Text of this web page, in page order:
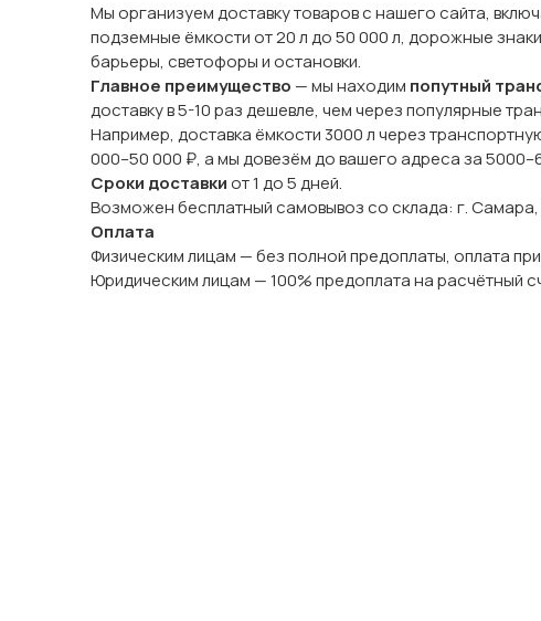
Мы организуем доставку товаров с нашего сайта,
подземные ёмкости от 20 л до 50 000 л, дорожные
барьеры, светофоры и остановки.
Главное преимущество — мы находим попутный
доставку в 5-10 раз дешевле, чем через популярные
Например, доставка ёмкости 3000 л через
000–50 000 ₽, а мы довезём до вашего адреса за
Сроки доставкиот 1 до 5 дней.
Возможен бесплатный самовывоз со склада: г. Самара,
Оплата
Физическим лицам — без полной предоплаты, оплата
Юридическим лицам — 100% предоплата на расчётный